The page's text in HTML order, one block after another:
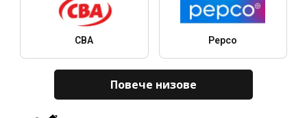
CBA Pepco
Повече низове